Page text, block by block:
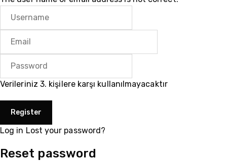
Verileriniz 3. kişilere karşı kullanılmayacaktır
Log in Lost your password?
Reset password